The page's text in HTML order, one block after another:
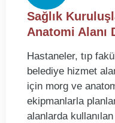
Sağlık
Anatomi Alanı
Hastaneler, tıp
belediye hizmet
için morg ve
ekipmanlarla
alanlarda